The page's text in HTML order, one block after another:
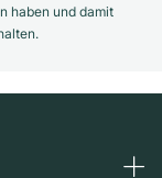
haben und damit